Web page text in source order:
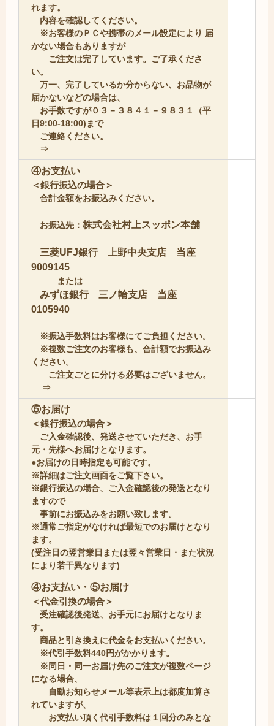
れます。
内容を確認してください。
※お客様のＰＣや携帯のメール設定により 届
かない場合もありますが
ご注文は完了しています。ご了承くださ
い。
万一、完了しているか分からない、お品物が
届かないなどの場合は、
お手数ですが０３－３８４１－９８３１（平
日9:00-18:00)まで
ご連絡ください。
⇒
④お支払い
＜銀行振込の場合＞
合計金額をお振込みください。
お振込先： 株式会社村上スッポン本舗
三菱UFJ銀行 上野中央支店 当座
9009145
または
みずほ銀行 三ノ輪支店 当座
0105940
※振込手数料はお客様にてご負担ください。
※複数ご注文のお客様も、合計額でお振込み
ください。
ご注文ごとに分ける必要はございません。
⇒
⑤お届け
＜銀行振込の場合＞
ご入金確認後、発送させていただき、お手
元・先様へお届けとなります。
●お届けの日時指定も可能です。
※詳細はご注文画面をご覧下さい。
※銀行振込の場合、ご入金確認後の発送となり
ますので
事前にお振込みをお願い致します。
※通常ご指定がなければ最短でのお届けとなり
ます。
(受注日の翌営業日または翌々営業日・また状況
により若干異なります)
④お支払い・⑤お届け
＜代金引換の場合＞
受注確認後発送、お手元にお届けとなりま
す。
商品と引き換えに代金をお支払いください。
※代引手数料440円がかかります。
※同日・同一お届け先のご注文が複数ページ
になる場合、
自動お知らせメール等表示上は都度加算さ
れていますが、
お支払い頂く代引手数料は１回分のみとな